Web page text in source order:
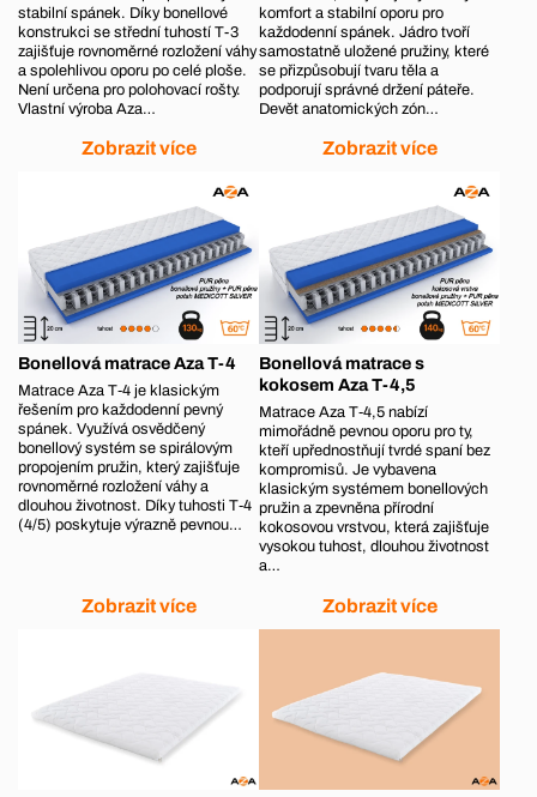
stabilní spánek. Díky bonellové
konstrukci se střední tuhostí T-3
zajišťuje rovnoměrné rozložení váhy
a spolehlivou oporu po celé ploše.
Není určena pro polohovací rošty.
Vlastní výroba Aza…
Zobrazit více
komfort a stabilní oporu pro
každodenní spánek. Jádro tvoří
samostatně uložené pružiny, které
se přizpůsobují tvaru těla a
podporují správné držení páteře.
Devět anatomických zón…
Zobrazit více
Bonellová matrace Aza T-4
Matrace Aza T‑4 je klasickým
řešením pro každodenní pevný
spánek. Využívá osvědčený
bonellový systém se spirálovým
propojením pružin, který zajišťuje
rovnoměrné rozložení váhy a
dlouhou životnost. Díky tuhosti T‑4
(4/5) poskytuje výrazně pevnou…
Zobrazit více
Bonellová matrace s
kokosem Aza T-4,5
Matrace Aza T‑4,5 nabízí
mimořádně pevnou oporu pro ty,
kteří upřednostňují tvrdé spaní bez
kompromisů. Je vybavena
klasickým systémem bonellových
pružin a zpevněna přírodní
kokosovou vrstvou, která zajišťuje
vysokou tuhost, dlouhou životnost
a…
Zobrazit více